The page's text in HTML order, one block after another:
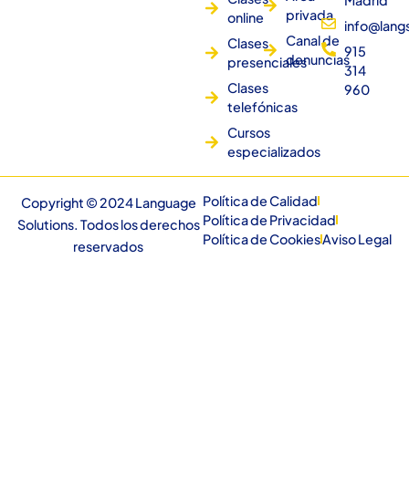
online
Clases
presenciales
Clases
telefónicas
Cursos
especializados
privada
Canal de
denuncias915
314
960
Copyright © 2024 Language
Solutions. Todos los derechos
reservados
Política de Calidad
Política de Privacidad
Política de CookiesAviso Legal